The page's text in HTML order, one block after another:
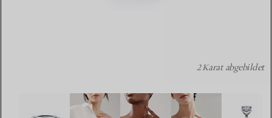
Tiffany True®:Verlobungsring mit einem Tiffany True
2 Karat abgebildet